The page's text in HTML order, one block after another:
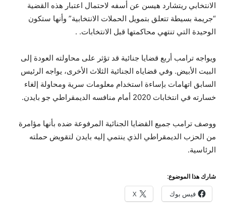
الانتخابي ريتشارد هيسن عن أسفه لاحتمال اعتبار هذه القضية
“جريمة بسيطة تتعلق بتمويل الحملات الانتخابية” وأنها ستكون
الوحيدة التي تنتهي محاكمتها قبل الانتخابات. .
ويواجه ترامب أربع قضايا جنائية قد تؤثر على محاولته العودة إلى
البيت الأبيض. وفي قضاياه الجنائية الثلاث الأخرى، يواجه الرئيس
السابق اتهامات بإساءة استخدام معلومات سرية ومحاولة إلغاء
خسارته في انتخابات 2020 أمام منافسه الديمقراطي جو بايدن.
ووصف ترامب جميع القضايا الجنائية المرفوعة ضده بأنها مؤامرة
من الحزب الديمقراطي الذي ينتمي إليه بايدن لتقويض حملته
الرئاسية.
شارك هذا الموضوع:
فيس بوك X